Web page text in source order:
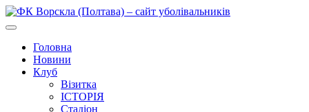
Головна
Новини
Клуб
Візитка
ІСТОРІЯ
Стадіон